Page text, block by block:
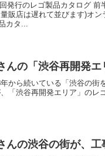
発行のレゴ製品カタログ
販店は遅れて並びます)オ
カタ...
んの「渋谷再開発
から続いている「渋谷の
「渋谷再開発エリア」の
んの渋谷の街が、